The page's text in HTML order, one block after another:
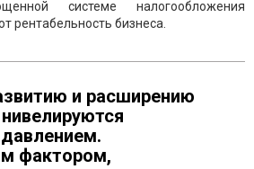
системе налогообложения
рентабельность бизнеса.
и расширению
фактором,